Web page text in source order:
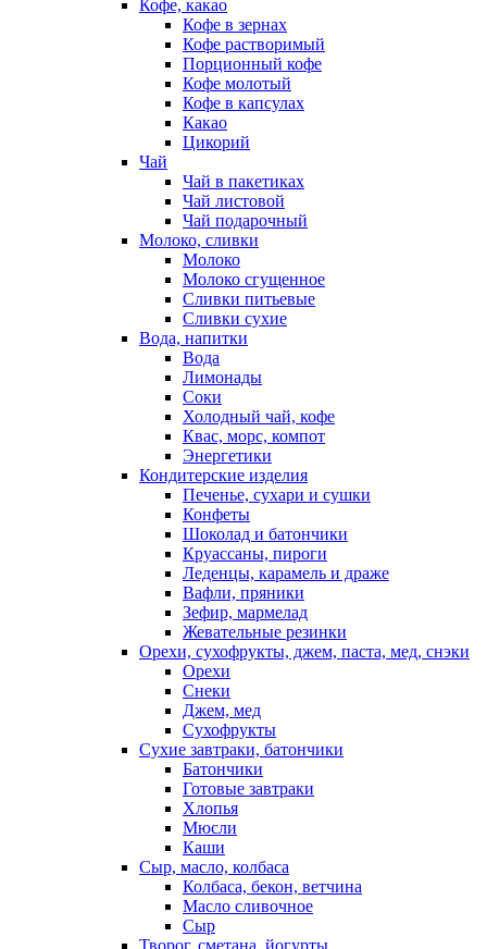
Кофе, какао
Кофе в зернах
Кофе растворимый
Порционный кофе
Кофе молотый
Кофе в капсулах
Какао
Цикорий
Чай
Чай в пакетиках
Чай листовой
Чай подарочный
Молоко, сливки
Молоко
Молоко сгущенное
Сливки питьевые
Сливки сухие
Вода, напитки
Вода
Лимонады
Соки
Холодный чай, кофе
Квас, морс, компот
Энергетики
Кондитерские изделия
Печенье, сухари и сушки
Конфеты
Шоколад и батончики
Круассаны, пироги
Леденцы, карамель и драже
Вафли, пряники
Зефир, мармелад
Жевательные резинки
Орехи, сухофрукты, джем, паста, мед, снэки
Орехи
Снеки
Джем, мед
Сухофрукты
Сухие завтраки, батончики
Батончики
Готовые завтраки
Хлопья
Мюсли
Каши
Сыр, масло, колбаса
Колбаса, бекон, ветчина
Масло сливочное
Сыр